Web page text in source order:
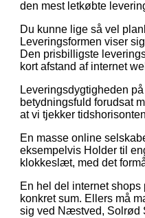
den mest letkøbte
Du kunne lige så vel
Leveringsformen viser
Den prisbilligste
kort afstand af internet
Leveringsdygtigheden
betydningsfuld forudsat
at vi tjekker
En masse online
eksempelvis Holder til
klokkeslæt, med det
En hel del internet
konkret sum. Ellers må
sig ved Næstved, Solrød